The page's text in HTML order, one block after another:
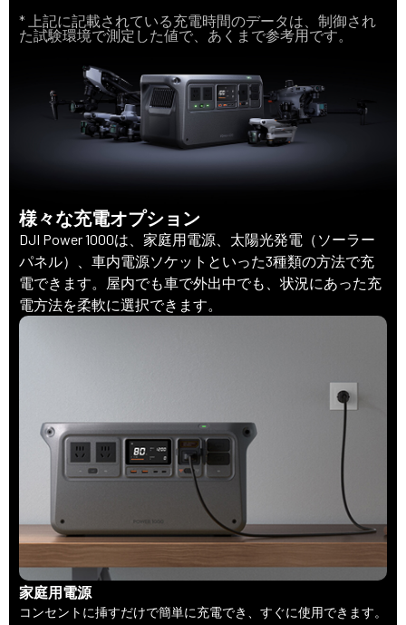
* 上記に記載されている充電時間のデータは、制御され
た試験環境で測定した値で、あくまで参考用です。
様々な充電オプション
DJI Power 1000は、家庭用電源、太陽光発電（ソーラー
パネル）、車内電源ソケットといった3種類の方法で充
電できます。屋内でも車で外出中でも、状況にあった充
電方法を柔軟に選択できます。
家庭用電源
コンセントに挿すだけで簡単に充電でき、すぐに使用できます。